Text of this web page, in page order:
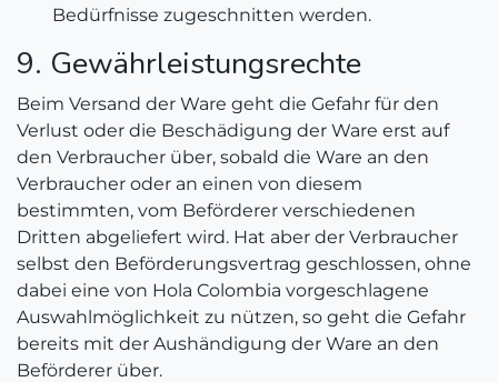
Bedürfnisse zugeschnitten werden.
9. Gewährleistungsrechte
Beim Versand der Ware geht die Gefahr für den
Verlust oder die Beschädigung der Ware erst auf
den Verbraucher über, sobald die Ware an den
Verbraucher oder an einen von diesem
bestimmten, vom Beförderer verschiedenen
Dritten abgeliefert wird. Hat aber der Verbraucher
selbst den Beförderungsvertrag geschlossen, ohne
dabei eine von Hola Colombia vorgeschlagene
Auswahlmöglichkeit zu nützen, so geht die Gefahr
bereits mit der Aushändigung der Ware an den
Beförderer über.